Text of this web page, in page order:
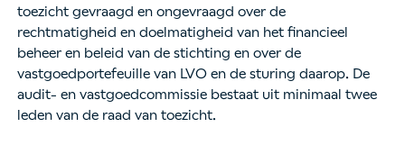
toezicht gevraagd en ongevraagd over de
rechtmatigheid en doelmatigheid van het financieel
beheer en beleid van de stichting en over de
vastgoedportefeuille van LVO en de sturing daarop. De
audit- en vastgoedcommissie bestaat uit minimaal twee
leden van de raad van toezicht.